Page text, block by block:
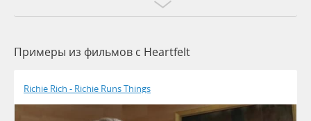
Примеры из фильмов c Heartfelt
Richie Rich - Richie Runs Things